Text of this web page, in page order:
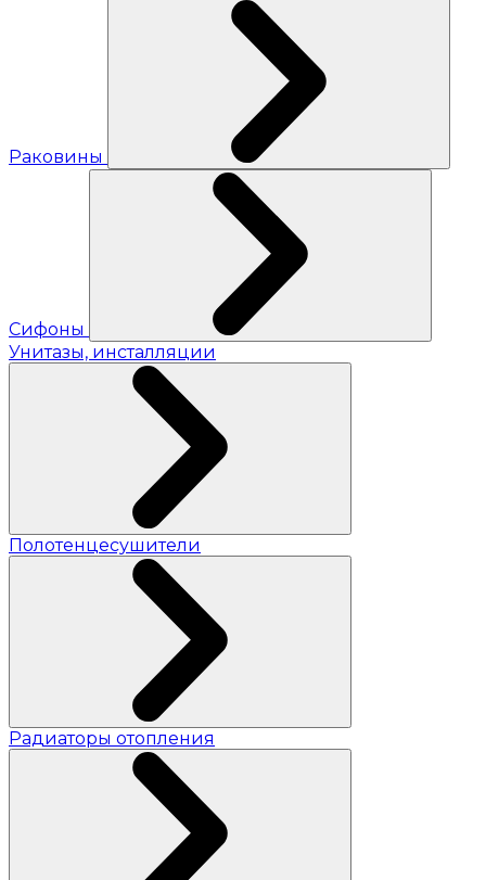
Раковины
Сифоны
Унитазы, инсталляции
Полотенцесушители
Радиаторы отопления